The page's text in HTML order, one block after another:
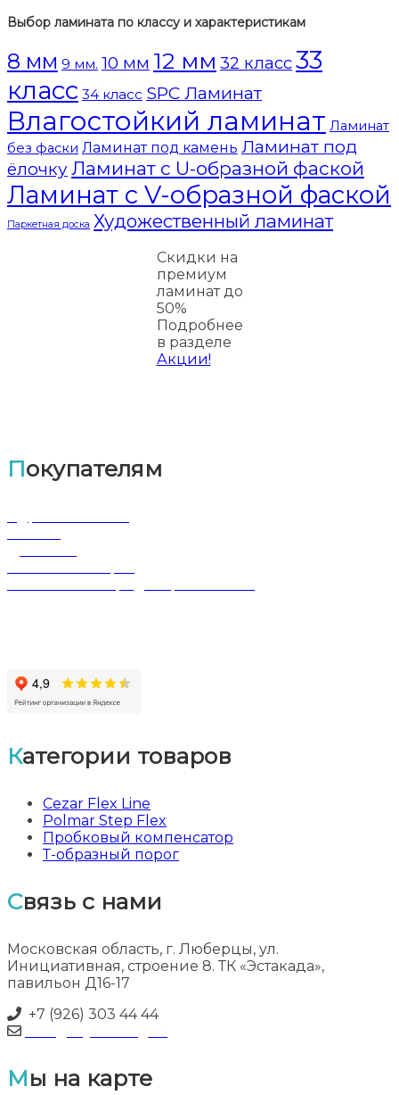
Выбор ламината по классу и характеристикам
8 мм 9 мм. 10 мм 12 мм 32 класс33
класс 34 класс SPC Ламинат
Влагостойкий ламинат Ламинат
без фаски Ламинат под камень Ламинат под
ёлочкуЛаминат с U-образной фаской
Ламинат с V-образной фаской
Паркетная доска Художественный ламинат
Скидки на
премиум
ламинат до
50%
Подробнее
в разделе
Акции!
Покупателям
Категории товаров
Cezar Flex Line
Polmar Step Flex
Пробковый компенсатор
Т-образный порог
Связь с нами
Московская область, г. Люберцы, ул.
Инициативная, строение 8. ТК «Эстакада»,
павильон Д16-17
+7 (926) 303 44 44
Мы на карте